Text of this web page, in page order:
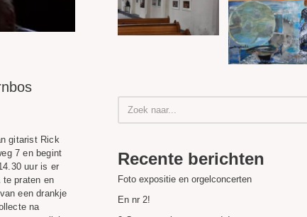
gitarist Rick
7 en begint
uur is er
te praten en
een drankje
na
Recente berichten
Foto expositie en orgelconcerten
En nr 2!